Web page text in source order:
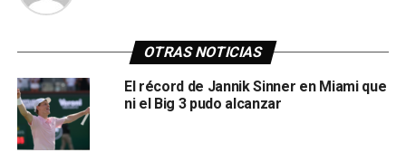
OTRAS NOTICIAS
El récord de Jannik Sinner en Miami que
ni el Big 3 pudo alcanzar